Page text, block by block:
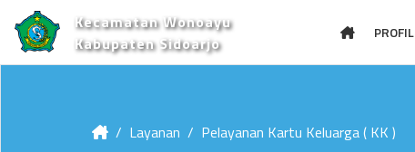
Kecamatan Wonoayu
Kabupaten Sidoarjo
PROFIL
Layanan Pelayanan Kartu Keluarga ( KK )